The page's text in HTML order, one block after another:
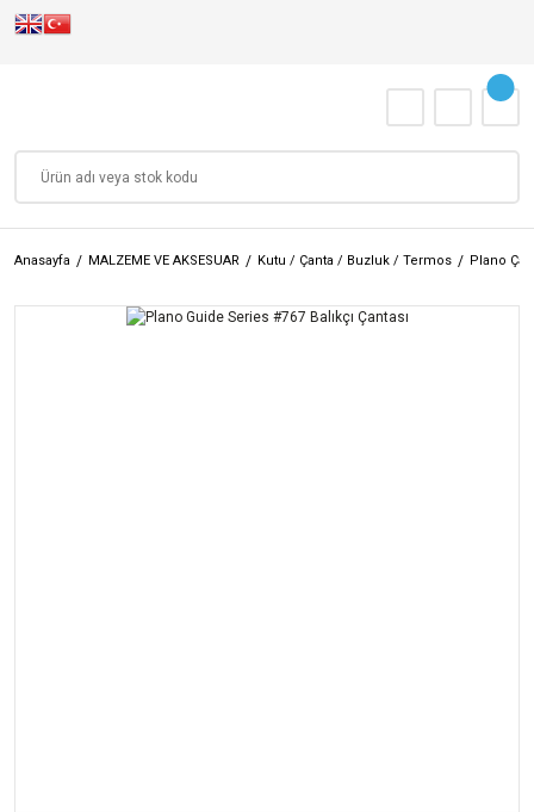
Anasayfa MALZEME VE AKSESUAR Kutu / Çanta / Buzluk / Termos Plano